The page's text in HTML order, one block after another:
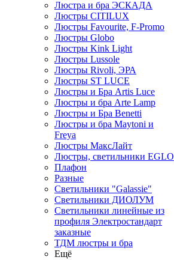
Люстра и бра ЭСКАДА
Люстры CITILUX
Люстры Favourite, F-Promo
Люстры Globo
Люстры Kink Light
Люстры Lussole
Люстры Rivoli, ЭРА
Люстры ST LUCE
Люстры и Бра Artis Luce
Люстры и бра Arte Lamp
Люстры и Бра Benetti
Люстры и бра Maytoni и
Freya
Люстры МаксЛайт
Люстры, светильники EGLO
Плафон
Разные
Светильники "Galassie"
Светильники ДИОЛУМ
Светильники линейные из
профиля Электростандарт
заказные
ТДМ люстры и бра
Ещё